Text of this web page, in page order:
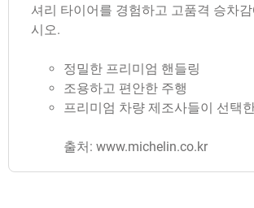
셔리 타이어를 경험하고 고품격 승차
시오.
정밀한 프리미엄 핸들링
조용하고 편안한 주행
프리미엄 차량 제조사들이 선택
출처: www.michelin.co.kr